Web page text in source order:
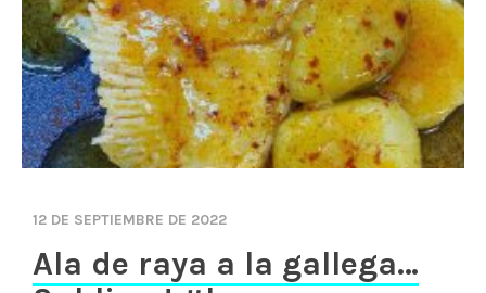
12 DE SEPTIEMBRE DE 2022
Ala de raya a la gallega…